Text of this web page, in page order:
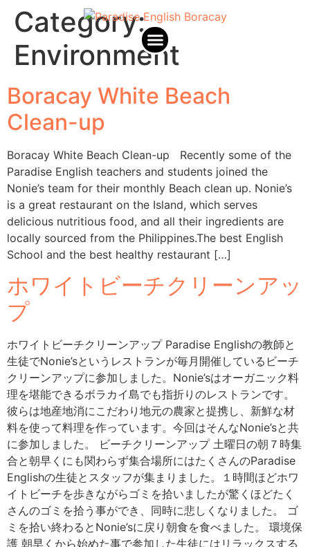
Category:
Environment
Boracay White Beach
Clean-up
Boracay White Beach Clean-up Recently some of the
Paradise English teachers and students joined the
Nonie’s team for their monthly Beach clean up. Nonie’s
is a great restaurant on the Island, which serves
delicious nutritious food, and all their ingredients are
locally sourced from the Philippines.The best English
School and the best healthy restaurant […]
ホワイトビーチクリーンアッ
プ
ホワイトビーチクリーンアップ Paradise Englishの教師と
生徒でNonie’sというレストランが毎月開催しているビーチ
クリーンアップに参加しました。Nonie’sはオーガニック料
理を堪能できるボラカイ島でも指折りのレストランです。
彼らは地産地消にこだわり地元の農家と提携し、新鮮な材
料を使って料理を作っています。今回はそんなNonie’sと共
に参加しました。 ビーチクリーンアップ 土曜日の朝７時集
合と朝早くにも関わらず集合場所にはたくさんのParadise
Englishの生徒とスタッフが集まりました。１時間ほどホワ
イトビーチを歩きながらゴミを拾いましたが驚くほどたく
さんのゴミを拾う事ができ、同時に悲しくなりました。 ゴ
ミを拾い終わるとNonie’sに戻り朝食を食べました。 環境保
護 朝早くから始めた事で参加した生徒にはリラックスする